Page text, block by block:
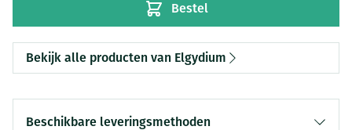
Bestel
Bekijk alle producten van Elgydium
Beschikbare leveringsmethoden